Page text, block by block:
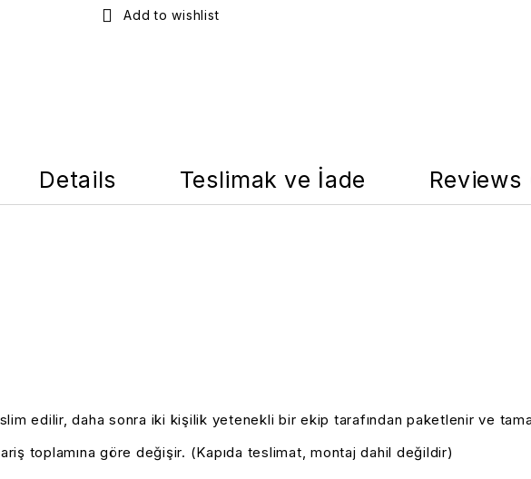
Details Teslimak ve İade Reviews
edilir, daha sonra iki kişilik yetenekli bir ekip tarafından paketlenir ve
toplamına göre değişir. (Kapıda teslimat, montaj dahil değildir)